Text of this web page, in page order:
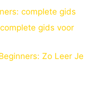
complete gids
gids voor
Zo Leer Je